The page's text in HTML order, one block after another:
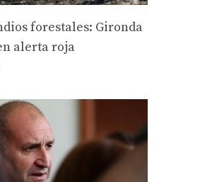
forestales: Gironda
alerta roja